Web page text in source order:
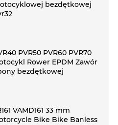
bezdętkowej
PVR50 PVR60 PVR70
Rower EPDM Zawór
bezdętkowej
VAMD161 33 mm
Bike Bike Banless